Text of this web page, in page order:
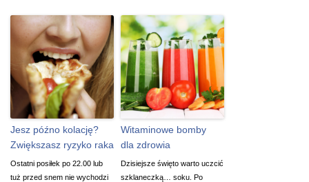
Jesz późno kolację?
Zwiększasz ryzyko raka
Ostatni posiłek po 22.00 lub
tuż przed snem nie wychodzi
Witaminowe bomby
dla zdrowia
Dzisiejsze święto warto uczcić
szklaneczką… soku. Po